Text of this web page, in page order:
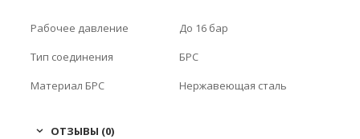
Рабочее давление
До 16 бар
Тип соединения
БРС
Материал БРС
Нержавеющая сталь
ОТЗЫВЫ (0)